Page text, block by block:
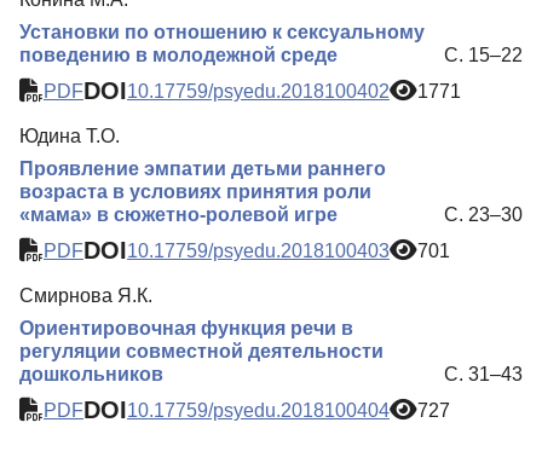
Установки по отношению к сексуальному
поведению в молодежной среде
С. 15–22
PDFDOI10.17759/psyedu.2018100402 1771
Юдина Т.О.
Проявление эмпатии детьми раннего
возраста в условиях принятия роли
«мама» в сюжетно-ролевой игре
С. 23–30
PDFDOI10.17759/psyedu.2018100403 701
Смирнова Я.К.
Ориентировочная функция речи в
регуляции совместной деятельности
дошкольников
С. 31–43
PDFDOI10.17759/psyedu.2018100404 727